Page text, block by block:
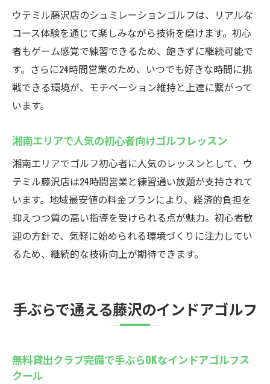
ウテミル藤沢店のシュミレーションゴルフは、リアルな
コース体験を通じて楽しみながら技術を磨けます。初心
者もゲーム感覚で練習できるため、飽きずに継続可能で
す。さらに24時間営業のため、いつでも好きな時間に挑
戦できる環境が、モチベーション維持と上達に繋がって
います。
湘南エリアで人気の初心者向けゴルフレッスン
湘南エリアでゴルフ初心者に人気のレッスンとして、ウ
テミル藤沢店は24時間営業と練習通い放題が支持されて
います。地域最安値の料金プランにより、経済的負担を
抑えつつ質の高い指導を受けられる点が魅力。初心者歓
迎の方針で、気軽に始められる環境づくりに注力してい
るため、継続的な技術向上が期待できます。
手ぶらで通える藤沢のインドアゴルフ
無料貸出クラブ完備で手ぶらOKなインドアゴルフス
クール